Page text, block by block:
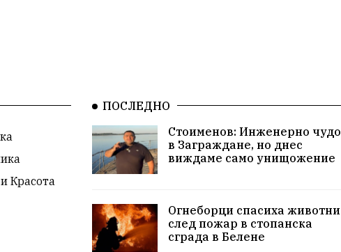
Красота
ПОСЛЕДНО
Стоименов: Инженерно чудо
в Заграждане, но днес
виждаме само унищожение
Огнеборци спасиха животни
след пожар в стопанска
сграда в Белене